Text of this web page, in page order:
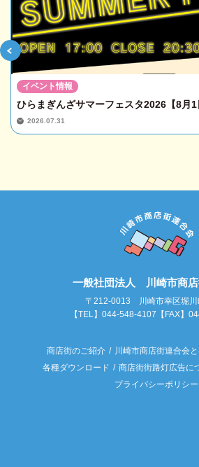
ひらまぎんざサマーフェスタ2026【8月
2026.07.31
イベント情報
一般社団法人 川崎市商
〒212-0013 川崎市幸区堀川
【TEL】044-548-4107【FAX】
商店街のご紹介 川崎市商店街連合会
各種ダウンロード
商店街街路灯広告に
プライバシーポリシー